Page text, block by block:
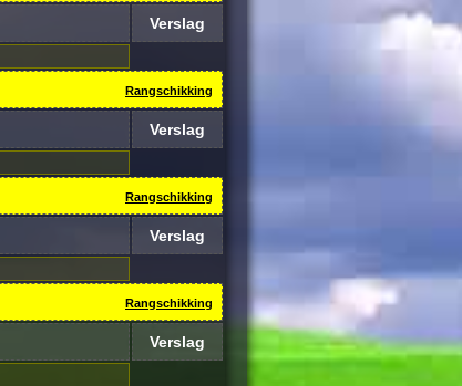
Verslag
Rangschikking
Verslag
Rangschikking
Verslag
Rangschikking
Verslag